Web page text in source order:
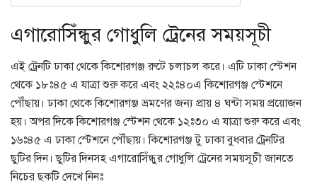
এগারোসিঁন্ধুর গোধুলি ট্রেনের সময়সূচী
এই ট্রেনটি ঢাকা থেকে কিশোরগঞ্জ রুটে চলাচল করে। এটি ঢাকা স্টেশন
থেকে ১৮ঃ৪৫ এ যাত্রা শুরু করে এবং ২২ঃ৪০এ কিশোরগঞ্জ স্টেশনে
পৌঁছায়। ঢাকা থেকে কিশোরগঞ্জ ভ্রমণের জন্য প্রায় ৪ ঘন্টা সময় প্রয়োজন
হয়। অপর দিকে কিশোরগঞ্জ স্টেশন থেকে ১২ঃ৩০ এ যাত্রা শুরু করে এবং
১৬ঃ৪৫ এ ঢাকা স্টেশনে পৌঁছায়। কিশোরগঞ্জ টু ঢাকা বুধবার ট্রেনটির
ছুটির দিন। ছুটির দিনসহ এগারোসিঁন্ধুর গোধুলি ট্রেনের সময়সূচী জানতে
নিচের ছকটি দেখে নিনঃ